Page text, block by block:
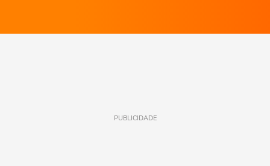
PUBLICIDADE